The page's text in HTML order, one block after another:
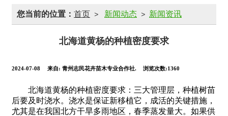
您当前的位置： 首页 > 新闻动态 > 新闻资讯
北海道黄杨的种植密度要求
2024-07-08 来自: 青州志民花卉苗木专业合作社. 浏览次数:1360
北海道黄杨的种植密度要求：三大管理层，种植树苗
后要及时浇水。浇水是保证新移植它，成活的关键措施，
尤其是在我国北方干旱多雨地区，春季蒸发量大。如果供